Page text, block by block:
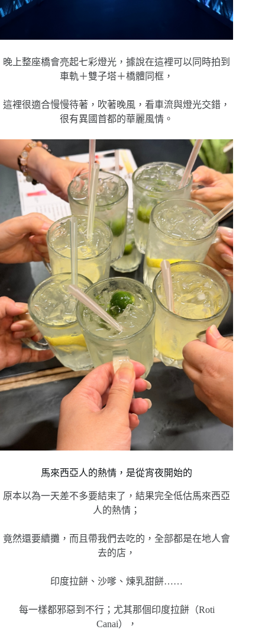
晚上整座橋會亮起七彩燈光，據說在這裡可以同時拍到
車軌＋雙子塔＋橋體同框，
這裡很適合慢慢待著，吹著晚風，看車流與燈光交錯，
很有異國首都的華麗風情。
馬來西亞人的熱情，是從宵夜開始的
原本以為一天差不多要結束了，結果完全低估馬來西亞
人的熱情；
竟然還要續攤，而且帶我們去吃的，全部都是在地人會
去的店，
印度拉餅、沙嗲、煉乳甜餅……
每一樣都邪惡到不行；尤其那個印度拉餅（Roti
Canai），